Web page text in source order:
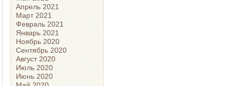
Апрель 2021
Март 2021
Февраль 2021
Январь 2021
Ноябрь 2020
Сентябрь 2020
Август 2020
Июль 2020
Июнь 2020